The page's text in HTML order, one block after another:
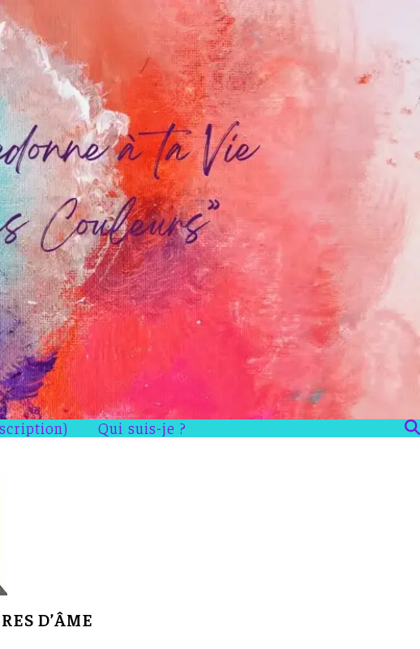
Qui suis-je ?
D’ÂME